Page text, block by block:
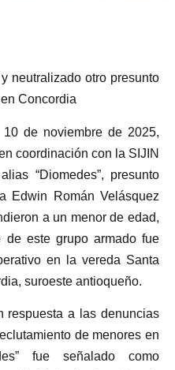
neutralizado otro presunto
Concordia
de noviembre de 2025,
coordinación con la SIJIN
“Diomedes”, presunto
Edwin Román Velásquez
a un menor de edad,
de este grupo armado fue
en la vereda Santa
suroeste antioqueño.
respuesta a las denuncias
de menores en
fue señalado como